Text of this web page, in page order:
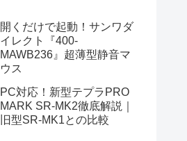
開くだけで起動！サンワダ
イレクト『400-
MAWB236』超薄型静音マ
ウス
PC対応！新型テプラPRO
MARK SR-MK2徹底解説｜
旧型SR-MK1との比較